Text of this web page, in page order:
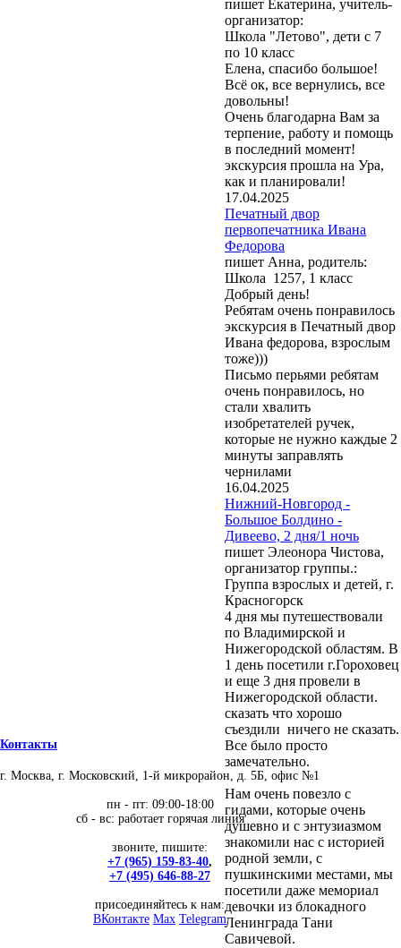
пишет Екатерина, учитель-
организатор:
Школа "Летово", дети с 7
по 10 класс
Елена, спасибо большое!
Всё ок, все вернулись, все
довольны!
Очень благодарна Вам за
терпение, работу и помощь
в последний момент!
экскурсия прошла на Ура,
как и планировали!
17.04.2025
Печатный двор
первопечатника Ивана
Федорова
пишет Анна, родитель:
Школа 1257, 1 класс
Добрый день!
Ребятам очень понравилось
экскурсия в Печатный двор
Ивана федорова, взрослым
тоже)))
Письмо перьями ребятам
очень понравилось, но
стали хвалить
изобретателей ручек,
которые не нужно каждые 2
минуты заправлять
чернилами
16.04.2025
Нижний-Новгород -
Большое Болдино -
Дивеево, 2 дня/1 ночь
пишет Элеонора Чистова,
организатор группы.:
Группа взрослых и детей, г.
Красногорск
4 дня мы путешествовали
по Владимирской и
Нижегородской областям. В
1 день посетили г.Гороховец
и еще 3 дня провели в
Нижегородской области.
сказать что хорошо
съездили ничего не сказать.
Все было просто
замечательно.
Нам очень повезло с
гидами, которые очень
душевно и с энтузиазмом
знакомили нас с историей
родной земли, с
пушкинскими местами, мы
посетили даже мемориал
девочки из блокадного
Ленинграда Тани
Савичевой.
Контакты
г. Москва, г. Московский, 1-й микрорайон, д. 5Б, офис №1
пн - пт: 09:00-18:00
сб - вс: работает горячая линия
звоните, пишите:
+7 (965) 159-83-40,
+7 (495) 646-88-27
присоединяйтесь к нам:
ВКонтакте Max Telegram